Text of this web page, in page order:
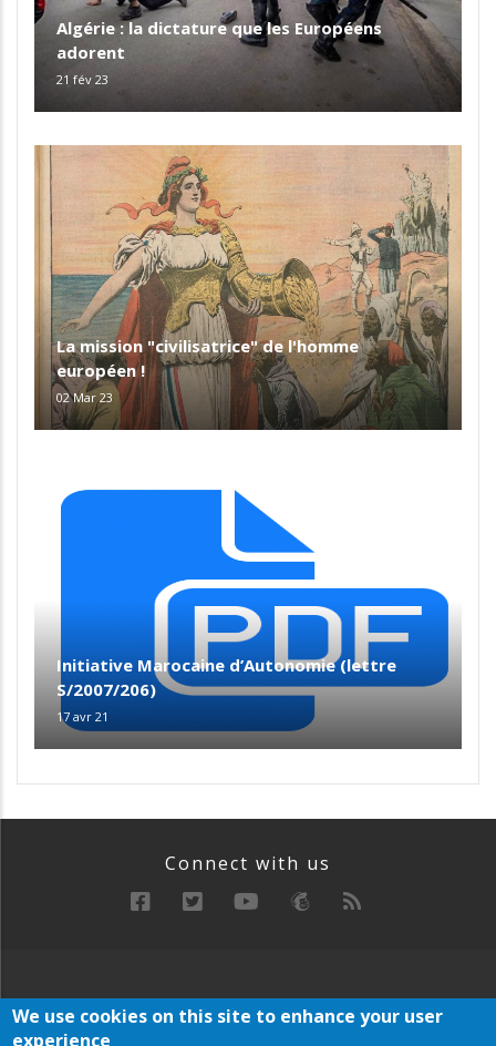
Algérie : la dictature que les Européens
adorent
21 fév 23
La mission "civilisatrice" de l'homme
européen !
02 Mar 23
Initiative Marocaine d’Autonomie (lettre
S/2007/206)
17 avr 21
Connect with us
BelowRECHERCHE MANIFESTE
ARCHIVE
We use cookies on this site to enhance your user
experience